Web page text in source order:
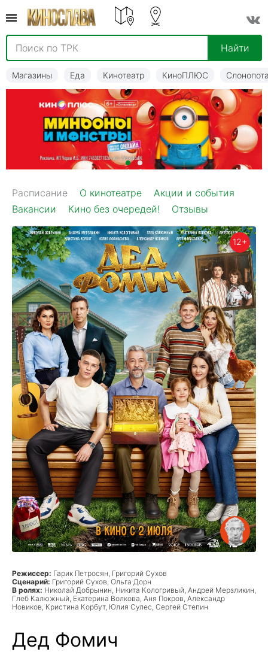
Найти
Магазины Еда Кинотеатр КиноПЛЮС
1
2
Расписание
О кинотеатре
Акции и события
Вакансии
Кино без очередей! Отзывы
12+
Режиссер: Гарик Петросян, Григорий Сухов
Сценарий: Григорий Сухов, Ольга Дорн
В ролях: Николай Добрынин, Никита Кологривый, Андрей Мерзликин,
Глеб Калюжный, Екатерина Волкова, Аня Покров, Александр
Новиков, Кристина Корбут, Юлия Сулес, Сергей Степин
Дед Фомич